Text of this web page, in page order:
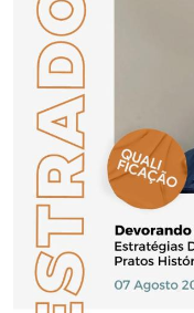
Ministério da Mulher, da
Secretaria-Geral
Secretaria de Governo
Gabinete de Segurança
Advocacia-Geral da União